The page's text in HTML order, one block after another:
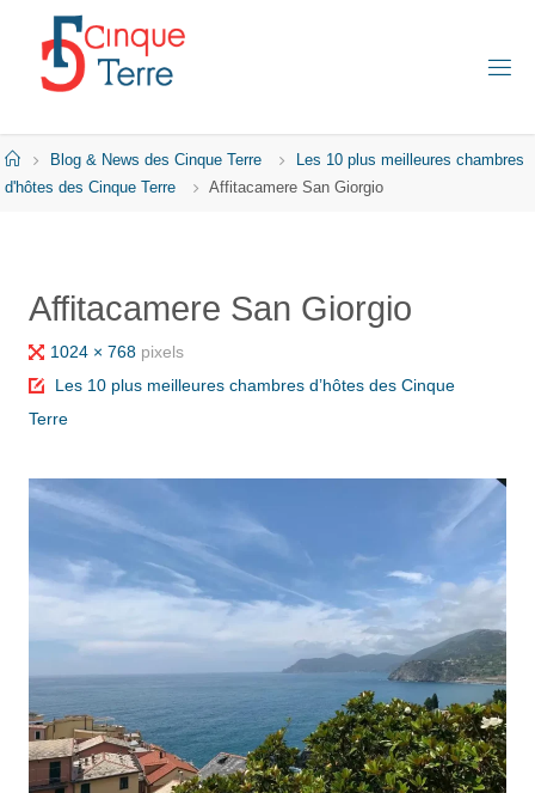
content
Q
UE
E
TA
HomeBlog & News des Cinque Terre
Les 10 plus meilleures chambres
d'hôtes des Cinque Terre
Affitacamere San Giorgio
Affitacamere San Giorgio
Full
size
1024 × 768 pixels
Les 10 plus meilleures chambres d’hôtes des Cinque
Terre